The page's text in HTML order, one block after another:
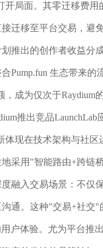
开局面。其零迁移费
迁移至平台交易，避
推出的创作者收益分
Pump.fun 生态带来
，成为仅次于
推出竞品LaunchLab
体现在技术架构与社
采用"智能路由+跨链
融入交易场景：不仅
通。这种"交易+社交"
户体验。尤为平台推